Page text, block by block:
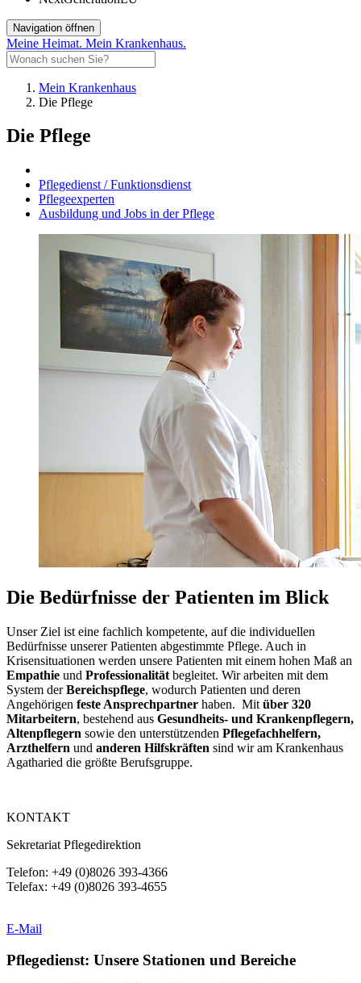
Navigation öffnen
Meine Heimat. Mein Krankenhaus.
Mein Krankenhaus
Die Pflege
Die Pflege
Pflegedienst / Funktionsdienst
Pflegeexperten
Ausbildung und Jobs in der Pflege
Die Bedürfnisse der Patienten im Blick
Unser Ziel ist eine fachlich kompetente, auf die individuellen
Bedürfnisse unserer Patienten abgestimmte Pflege. Auch in
Krisensituationen werden unsere Patienten mit einem hohen Maß an
Empathie und Professionalität begleitet. Wir arbeiten mit dem
System derBereichspflege, wodurch Patienten und deren
Angehörigen feste Ansprechpartner haben. Mit über 320
Mitarbeitern, bestehend aus Gesundheits- und Krankenpflegern,
Altenpflegern sowie den unterstützenden Pflegefachhelfern,
Arzthelfern und anderen Hilfskräften sind wir am Krankenhaus
Agatharied die größte Berufsgruppe.
KONTAKT
Sekretariat Pflegedirektion
Telefon: +49 (0)8026 393-4366
Telefax: +49 (0)8026 393-4655
E-Mail
Pflegedienst: Unsere Stationen und Bereiche